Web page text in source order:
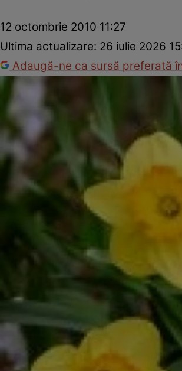
12 octombrie 2010 11:27
Ultima actualizare: 26 iulie 2026
Adaugă-ne ca sursă preferată